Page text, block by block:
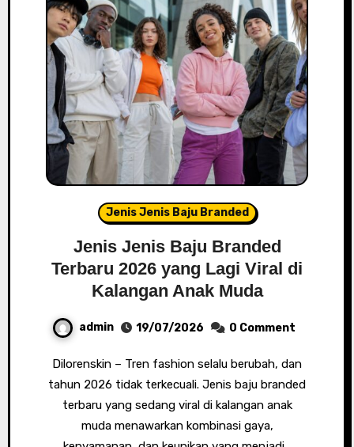
Jenis Jenis Baju Branded
Jenis Jenis Baju Branded
Terbaru 2026 yang Lagi Viral di
Kalangan Anak Muda
admin 19/07/2026 0 Comment
Dilorenskin – Tren fashion selalu berubah, dan
tahun 2026 tidak terkecuali. Jenis baju branded
terbaru yang sedang viral di kalangan anak
muda menawarkan kombinasi gaya,